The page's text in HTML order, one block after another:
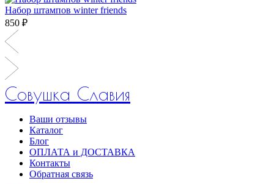
Набор штампов winter friends
850 ₽
Совушка Славия
Ваши отзывы
Каталог
Блог
ОПЛАТА и ДОСТАВКА
Контакты
Обратная связь